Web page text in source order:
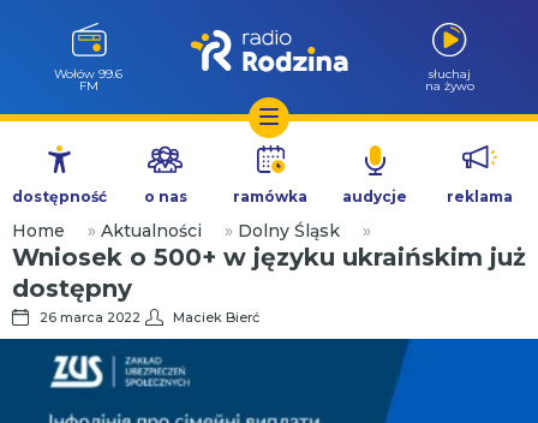
Przejdź
treści
Wołów 99.6
FM
słuchaj
na żywo
dostępność o nas ramówka audycje reklama
Home » Aktualności » Dolny Śląsk »
Wniosek o 500+ w języku ukraińskim już
dostępny
26 marca 2022 Maciek Bierć